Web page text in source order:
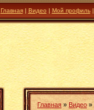
Главная| Видео| Мой профиль|
Главная » Видео»